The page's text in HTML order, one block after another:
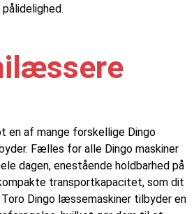
en af mange forskellige Dingo
Fælles for alle Dingo maskiner
dagen, enestående holdbarhed på
transportkapacitet, som dit
Toro Dingo læssemaskiner tilbyder en